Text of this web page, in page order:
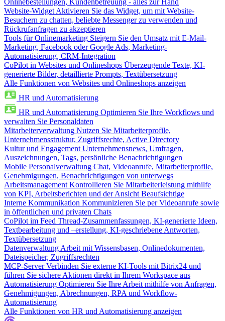
Onlinebestellungen, Kundenbetreuung - alles zur Hand
Website-Widget Aktivieren Sie das Widget, um mit Website-
Besuchern zu chatten, beliebte Messenger zu verwenden und
Rückrufanfragen zu akzeptieren
Tools für Onlinemarketing Steigern Sie den Umsatz mit E-Mail-
Marketing, Facebook oder Google Ads, Marketing-
Automatisierung, CRM-Integration
CoPilot in Websites und Onlineshops Überzeugende Texte, KI-
generierte Bilder, detaillierte Prompts, Textübersetzung
Alle Funktionen von Websites und Onlineshops anzeigen
HR und Automatisierung
HR und Automatisierung Optimieren Sie Ihre Workflows und
verwalten Sie Personaldaten
Mitarbeiterverwaltung Nutzen Sie Mitarbeiterprofile,
Unternehmensstruktur, Zugriffsrechte, Active Directory
Kultur und Engagement Unternehmensnews, Umfragen,
Auszeichnungen, Tags, persönliche Benachrichtigungen
Mobile Personalverwaltung Chat, Videoanrufe, Mitarbeiterprofile,
Genehmigungen, Benachrichtigungen von unterwegs
Arbeitsmanagement Kontrollieren Sie Mitarbeiterleistung mithilfe
von KPI, Arbeitsberichten und der Ansicht Beaufsichtige
Interne Kommunikation Kommunizieren Sie per Videoanrufe sowie
in öffentlichen und privaten Chats
CoPilot im Feed Thread-Zusammenfassungen, KI-generierte Ideen,
Textbearbeitung und –erstellung, KI-geschriebene Antworten,
Textübersetzung
Datenverwaltung Arbeit mit Wissensbasen, Onlinedokumenten,
Dateispeicher, Zugriffsrechten
MCP-Server Verbinden Sie externe KI-Tools mit Bitrix24 und
führen Sie sichere Aktionen direkt in Ihrem Workspace aus
Automatisierung Optimieren Sie Ihre Arbeit mithilfe von Anfragen,
Genehmigungen, Abrechnungen, RPA und Workflow-
Automatisierung
Alle Funktionen von HR und Automatisierung anzeigen